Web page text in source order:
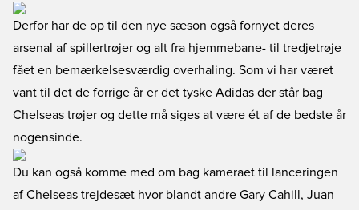
Derfor har de op til den nye sæson også fornyet deres
arsenal af spillertrøjer og alt fra hjemmebane- til tredjetrøje
fået en bemærkelsesværdig overhaling. Som vi har været
vant til det de forrige år er det tyske Adidas der står bag
Chelseas trøjer og dette må siges at være ét af de bedste år
nogensinde.
Du kan også komme med om bag kameraet til lanceringen
af Chelseas trejdesæt hvor blandt andre Gary Cahill, Juan